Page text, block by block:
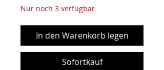
Nur noch 3 verfügbar
In den Warenkorb legen
Sofortkauf